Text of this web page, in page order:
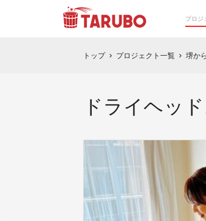
トップ chevron_right プロジェクト一覧 chevron_right 堺か
ドライヘッ